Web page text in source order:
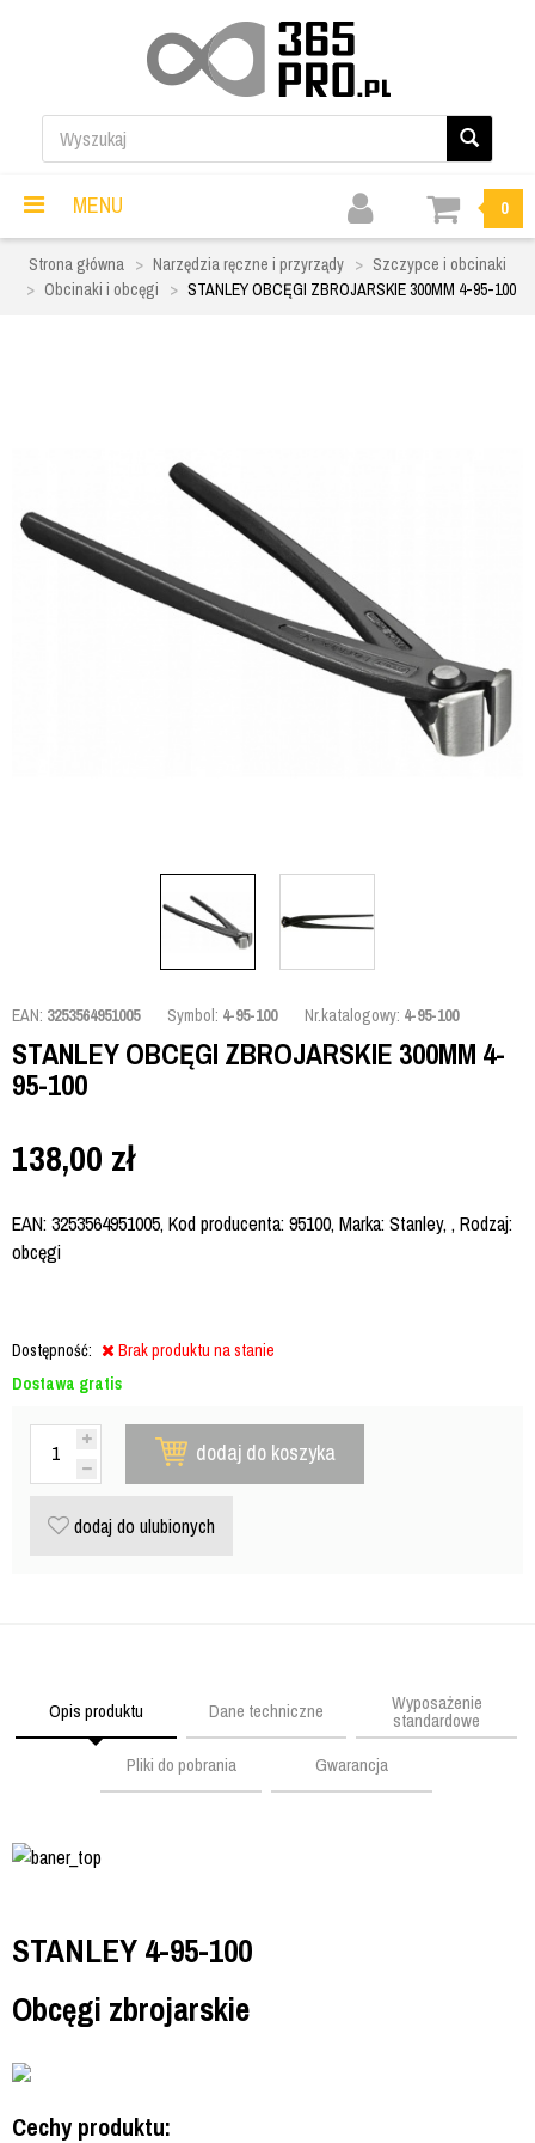
MENU 0
Strona główna Narzędzia ręczne i przyrządy
Szczypce i obcinaki
Obcinaki i obcęgi
STANLEY OBCĘGI ZBROJARSKIE 300MM 4-95-100
EAN: 3253564951005 Symbol: 4-95-100 Nr.katalogowy: 4-95-100
STANLEY OBCĘGI ZBROJARSKIE 300MM 4-
95-100
138,00 zł
EAN: 3253564951005, Kod producenta: 95100, Marka: Stanley, , Rodzaj:
obcęgi
Dostępność:
Brak produktu na stanie
Dostawa gratis
dodaj do koszyka
dodaj do ulubionych
Opis produktu Dane techniczne Wyposażenie
standardowe
Pliki do pobrania
Gwarancja
STANLEY 4-95-100
Obcęgi zbrojarskie
Cechy produktu: